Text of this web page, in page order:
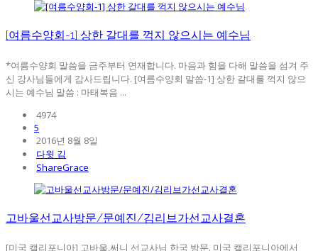
[여름수양회-1] 상한 갈대를 꺽지 않으시는 예수님
*여름수양회 말씀을 금주부터 연재합니다. 마음과 힘을 다해 말씀을 섬겨 주
신 강사님들에게 감사드립니다. [여름수양회 말씀-1] 상한 갈대를 꺽지 않으
시는 예수님 말씀 : 마태복음 ...
4974
5
2016년 8월 8일
다윗 김
ShareGrace
고바울선교사방문/문예진/김리브가선교사결혼
[미국 캘리포니아] 고바울,써니 선교사님 한국 방문. 미국 캘리포니아에서